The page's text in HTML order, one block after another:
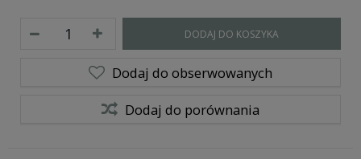
DODAJ DO KOSZYKA
Dodaj do obserwowanych
Dodaj do porównania